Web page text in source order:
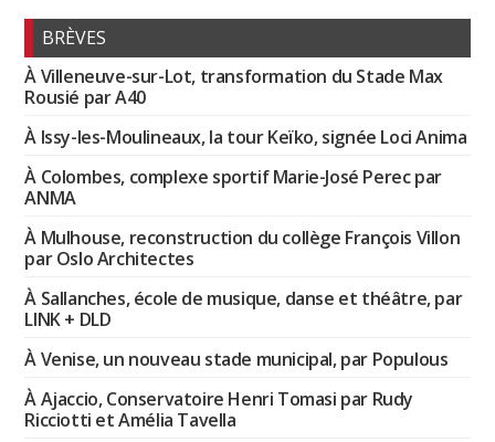
BRÈVES
À Villeneuve-sur-Lot, transformation du Stade Max
Rousié par A40
À Issy-les-Moulineaux, la tour Keïko, signée Loci Anima
À Colombes, complexe sportif Marie-José Perec par
ANMA
À Mulhouse, reconstruction du collège François Villon
par Oslo Architectes
À Sallanches, école de musique, danse et théâtre, par
LINK + DLD
À Venise, un nouveau stade municipal, par Populous
À Ajaccio, Conservatoire Henri Tomasi par Rudy
Ricciotti et Amélia Tavella